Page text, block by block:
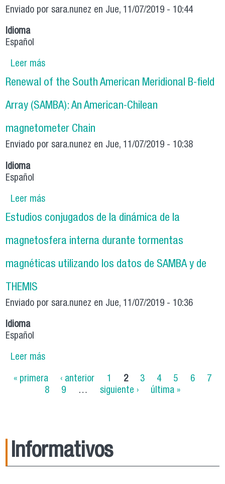
Enviado porsara.nunez en Jue, 11/07/2019 - 10:44
Idioma
Español
Leer mássobre Extending the South American Meridional
B-field Array (SAMBA) to auroral latitudes in
Antarctica
Renewal of the South American Meridional B-field
Array (SAMBA): An American-Chilean
magnetometer Chain
Enviado porsara.nunez en Jue, 11/07/2019 - 10:38
Idioma
Español
Leer mássobre Renewal of the South American
Meridional B-field Array (SAMBA): An American-
Chilean magnetometer Chain
Estudios conjugados de la dinámica de la
magnetosfera interna durante tormentas
magnéticas utilizando los datos de SAMBA y de
THEMIS
Enviado porsara.nunez en Jue, 11/07/2019 - 10:36
Idioma
Español
Leer mássobre Estudios conjugados de la dinámica de la
magnéticas utilizando los datos de SAMBA y de
THEMIS
Páginas
« primera ‹ anterior 1 2 3 4 5 6
7
8
9 … siguiente › última »
Informativos